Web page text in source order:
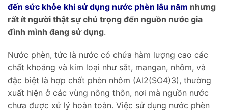
đến sức khỏe khi sử dụng nước phèn lâu năm nhưng
rất ít người thật sự chú trọng đến nguồn nước gia
đình mình đang sử dụng.
Nước phèn, tức là nước có chứa hàm lượng cao các
chất khoáng và kim loại như sắt, mangan, nhôm, và
đặc biệt là hợp chất phèn nhôm (Al2(SO4)3), thường
xuất hiện ở các vùng nông thôn, nơi mà nguồn nước
chưa được xử lý hoàn toàn. Việc sử dụng nước phèn